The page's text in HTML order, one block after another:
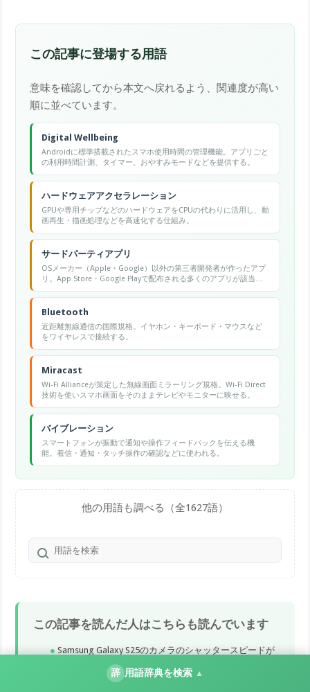
この記事に登場する用語
意味を確認してから本文へ戻れるよう、関連度が高い
順に並べています。
Digital Wellbeing
Androidに標準搭載されたスマホ使用時間の管理機能。アプリごと
の利用時間計測、タイマー、おやすみモードなどを提供する。
ハードウェアアクセラレーション
GPUや専用チップなどのハードウェアをCPUの代わりに活用し、動
画再生・描画処理などを高速化する仕組み。
サードパーティアプリ
OSメーカー（Apple・Google）以外の第三者開発者が作ったアプ
リ。App Store・Google Playで配布される多くのアプリが該当す
る。
Bluetooth
近距離無線通信の国際規格。イヤホン・キーボード・マウスなど
をワイヤレスで接続する。
Miracast
Wi-Fi Allianceが策定した無線画面ミラーリング規格。Wi-Fi Direct
技術を使いスマホ画面をそのままテレビやモニターに映せる。
バイブレーション
スマートフォンが振動で通知や操作フィードバックを伝える機
能。着信・通知・タッチ操作の確認などに使われる。
他の用語も調べる（全1627語）
この記事を読んだ人はこちらも読んでいます
Samsung Galaxy S25のカメラのシャッタースピードが
遅い時の対処法
辞 用語辞典を検索 ▲